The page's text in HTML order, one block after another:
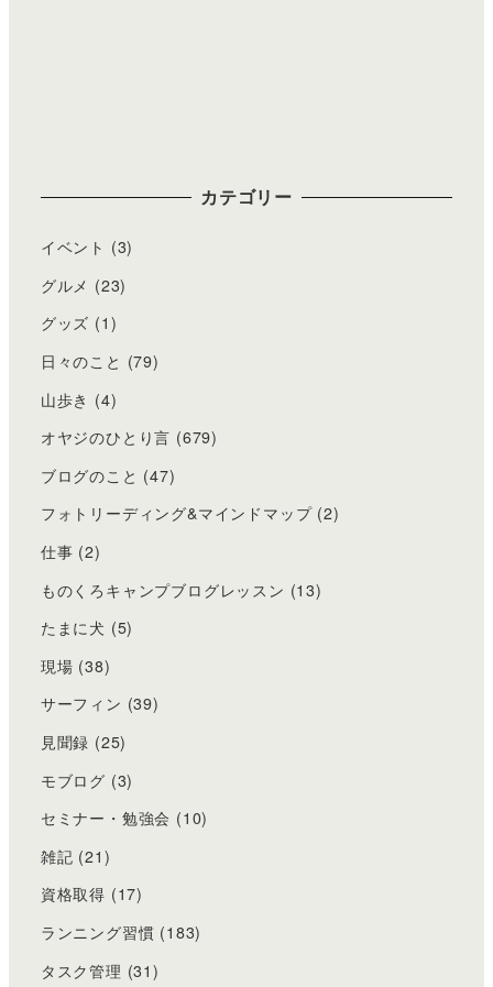
カテゴリー
イベント (3)
グルメ (23)
グッズ (1)
日々のこと (79)
山歩き (4)
オヤジのひとり言 (679)
ブログのこと (47)
フォトリーディング&マインドマップ(2)
仕事 (2)
ものくろキャンプブログレッスン (13)
たまに犬 (5)
現場 (38)
サーフィン (39)
見聞録 (25)
モブログ (3)
セミナー・勉強会 (10)
雑記 (21)
資格取得 (17)
ランニング習慣 (183)
タスク管理 (31)